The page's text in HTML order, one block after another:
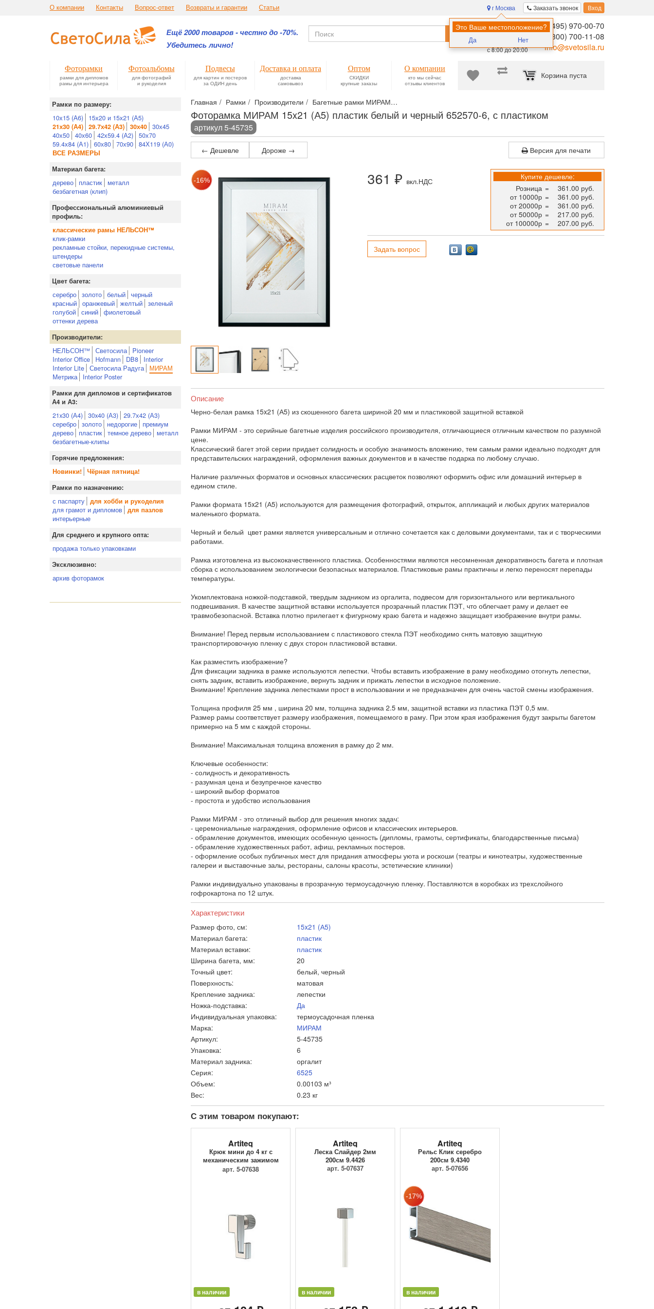
О компании Контакты Вопрос-ответ Возвраты и гарантии Статьи Заказать звонок Вход
г Москва
Это Ваше местоположение?
Да Нет
Ещё 2000 товаров - честно до -70%.
Убедитесь лично!
Помощь в
выборе:
Ежедневно,
с 8:00 до 20:00
8 (495) 970-00-70
8 (800) 700-11-08
info@svetosila.ru
Найти
Корзина пуста
Фоторамки
рамки для дипломов
рамы для интерьера
Фотоальбомы
для фотографий
и рукоделия
Подвесы
для картин и постеров
за ОДИН день
Доставка и оплата
доставка
самовывоз
Оптом
СКИДКИ
крупные заказы
О компании
кто мы сейчас
отзывы клиентов
Главная Рамки Производители Багетные рамки МИРАМ
Фоторамка МИРАМ 15x21 (А5) пластик белый и черный 652570-6, с пластиком
артикул 5-45735
Рамки по размеру:
10х15 (А6) 15х20 и 15х21 (А5)
21х30 (А4) 29.7х42 (А3) 30х40
30х45
40х50 40х60 42х59.4 (А2) 50х70
59.4х84 (А1) 60х80 70х90 84Х119 (А0)
ВСЕ РАЗМЕРЫ
Материал багета:
дерево пластик
металл
безбагетная (клип)
Профессиональный алюминиевый
профиль:
классические рамы НЕЛЬСОН™
клик-рамки
рекламные стойки, перекидные системы,
штендеры
световые панели
Цвет багета:
серебро золото белый черный
красный оранжевый желтый зеленый
голубой синий фиолетовый
оттенки дерева
Производители:
НЕЛЬСОН™ Светосила
Pioneer
Interior Office
Hofmann DB8
Interior
Interior Lite Светосила Радуга
МИРАМ
Метрика
Interior Poster
Рамки для дипломов и сертификатов
А4 и А3:
21x30 (А4) 30x40 (А3) 29.7х42 (А3)
серебро золото недорогие
премиум
дерево
пластик темное дерево
металл
безбагетные-клипы
Горячие предложения:
Новинки!
Чёрная пятница!
Рамки по назначению:
с паспарту для хобби и рукоделия
для грамот и дипломов для пазлов
интерьерные
Для среднего и крупного опта:
продажа только упаковками
Эксклюзивно:
архив фоторамок
← Дешевле Дороже → Версия для печати
361 ₽ вкл.НДС
Купите дешевле:
Розница =
361.00 руб.
от 10000р =
361.00 руб.
от 20000р =
361.00 руб.
от 50000р =
217.00 руб.
от 100000р = 207.00 руб.
Задать вопрос
Описание
Черно-белая рамка 15x21 (А5) из скошенного багета шириной 20 мм и пластиковой защитной вставкой
Рамки МИРАМ - это серийные багетные изделия российского производителя, отличающиеся отличным качеством по разумной
цене.
Классический багет этой серии придает солидность и особую значимость вложению, тем самым рамки идеально подходят для
представительских награждений, оформления важных документов и в качестве подарка по любому случаю.
Наличие различных форматов и основных классических расцветок позволяют оформить офис или домашний интерьер в
едином стиле.
Рамки формата 15x21 (А5) используются для размещения фотографий, открыток, аппликаций и любых других материалов
маленького формата.
Черный и белый цвет рамки является универсальным и отлично сочетается как с деловыми документами, так и с творческими
работами.
Рамка изготовлена из высококачественного пластика. Особенностями являются несомненная декоративность багета и плотная
сборка с использованием экологически безопасных материалов. Пластиковые рамы практичны и легко переносят перепады
температуры.
Укомплектована ножкой-подставкой, твердым задником из оргалита, подвесом для горизонтального или вертикального
подвешивания. В качестве защитной вставки используется прозрачный пластик ПЭТ, что облегчает раму и делает ее
травмобезопасной. Вставка плотно прилегает к фигурному краю багета и надежно защищает изображение внутри рамы.
Внимание! Перед первым использованием с пластикового стекла ПЭТ необходимо снять матовую защитную
транспортировочную пленку с двух сторон пластиковой вставки.
Как разместить изображение?
Для фиксации задника в рамке используются лепестки. Чтобы вставить изображение в раму необходимо отогнуть лепестки,
снять задник, вставить изображение, вернуть задник и прижать лепестки в исходное положение.
Внимание! Крепление задника лепестками прост в использовании и не предназначен для очень частой смены изображения.
Толщина профиля 25 мм , ширина 20 мм, толщина задника 2.5 мм, защитной вставки из пластика ПЭТ 0,5 мм.
Размер рамы соответствует размеру изображения, помещаемого в раму. При этом края изображения будут закрыты багетом
примерно на 5 мм с каждой стороны.
Внимание! Максимальная толщина вложения в рамку до 2 мм.
Ключевые особенности:
- солидность и декоративность
- разумная цена и безупречное качество
- широкий выбор форматов
- простота и удобство использования
Рамки МИРАМ - это отличный выбор для решения многих задач:
- церемониальные награждения, оформление офисов и классических интерьеров.
- обрамление документов, имеющих особенную ценность (дипломы, грамоты, сертификаты, благодарственные письма)
- обрамление художественных работ, афиш, рекламных постеров.
- оформление особых публичных мест для придания атмосферы уюта и роскоши (театры и кинотеатры, художественные
галереи и выставочные залы, рестораны, салоны красоты, эстетические клиники)
Рамки индивидуально упакованы в прозрачную термоусадочную пленку. Поставляются в коробках из трехслойного
гофрокартона по 12 штук.
Характеристики
Размер фото, см:
15x21 (А5)
Материал багета:
пластик
Материал вставки:
пластик
Ширина багета, мм:
20
Точный цвет:
белый, черный
Поверхность:
матовая
Крепление задника:
лепестки
Ножка-подставка:
Да
Индивидуальная упаковка:
термоусадочная пленка
Марка:
МИРАМ
Артикул:
5-45735
Упаковка:
6
Материал задника:
оргалит
Серия:
6525
Объем:
0.00103 м³
Вес:
0.23 кг
С этим товаром покупают:
Artiteq
Крюк мини до 4 кг с
механическим зажимом
9.4205
арт. 5-07638
в наличии
Artiteq
Леска Слайдер 2мм
200см 9.4426
арт. 5-07637
в наличии
Artiteq
Рельс Клик серебро
200см 9.4340
арт. 5-07656
в наличии